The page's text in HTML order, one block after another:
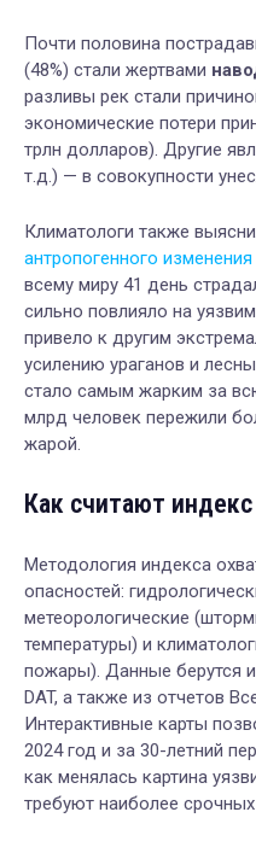
Почти половина
(48%) стали жертвами
разливы рек стали
экономические потери
трлн долларов). Другие
т.д.) — в совокупности
Климатологи также
антропогенного
всему миру 41 день
сильно повлияло на
привело к другим
усилению ураганов и
стало самым жарким за
млрд человек пережили
жарой.
Как считают индекс
Методология индекса
опасностей:
метеорологические
температуры) и
пожары). Данные берутся
DAT, а также из отчетов
Интерактивные карты
2024 год и за 30-летний
как менялась картина
требуют наиболее